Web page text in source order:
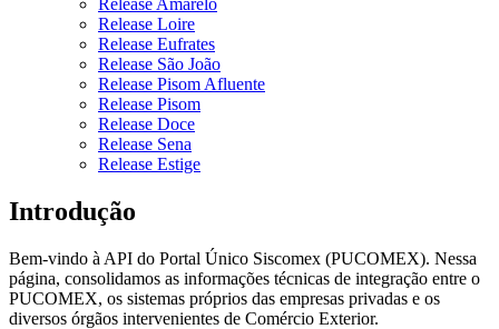
Release Amarelo
Release Loire
Release Eufrates
Release São João
Release Pisom Afluente
Release Pisom
Release Doce
Release Sena
Release Estige
Introdução
Bem-vindo à API do Portal Único Siscomex (PUCOMEX). Nessa
página, consolidamos as informações técnicas de integração entre o
PUCOMEX, os sistemas próprios das empresas privadas e os
diversos órgãos intervenientes de Comércio Exterior.